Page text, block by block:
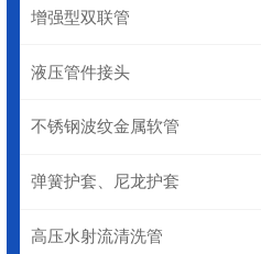
增强型双联管
液压管件接头
不锈钢波纹金属软管
弹簧护套、尼龙护套
高压水射流清洗管